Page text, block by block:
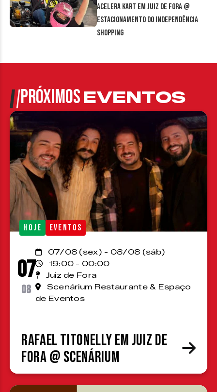
Acelera Kart em Juiz de Fora @
estacionamento do Independência
Shopping
PRÓXIMOSEVENTOS
HOJE EVENTOS
07
08
07/08 (sex) - 08/08 (sáb)
19:00 - 00:00
Juiz de Fora
Scenárium Restaurante & Espaço
de Eventos
Rafael Titonelly em Juiz de
Fora @ Scenárium